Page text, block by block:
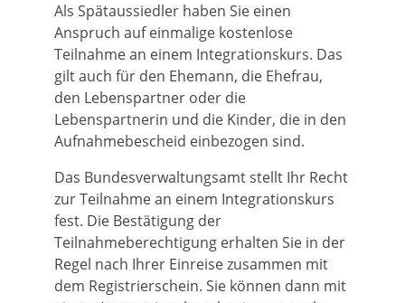
Als Spätaussiedler haben Sie einen
Anspruch auf einmalige kostenlose
Teilnahme an einem Integrationskurs. Das
gilt auch für den Ehemann, die Ehefrau,
den Lebenspartner oder die
Lebenspartnerin und die Kinder, die in den
Aufnahmebescheid einbezogen sind.
Das Bundesverwaltungsamt stellt Ihr Recht
zur Teilnahme an einem Integrationskurs
fest. Die Bestätigung der
Teilnahmeberechtigung erhalten Sie in der
Regel nach Ihrer Einreise zusammen mit
dem Registrierschein. Sie können dann mit